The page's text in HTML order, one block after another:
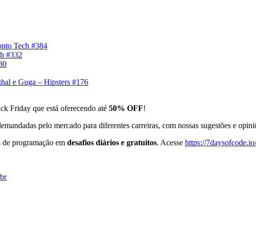
Tech #384
#332
e Guga – Hipsters #176
Friday que está oferecendo até 50% OFF!
pelo mercado para diferentes carreiras, com nossas sugestões e
programação em desafios diários e gratuitos. Acesse https://7daysofcode.io/